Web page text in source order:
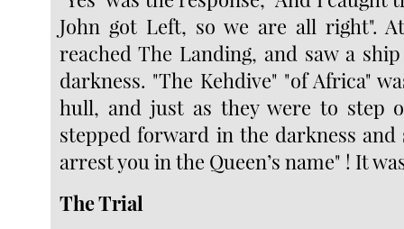
John got Left, so we are all right".
reached The Landing, and saw a
darkness. "The Kehdive" "of Africa"
hull, and just as they were to step
stepped forward in the darkness and
arrest you in the Queen’s name" ! It
The Trial